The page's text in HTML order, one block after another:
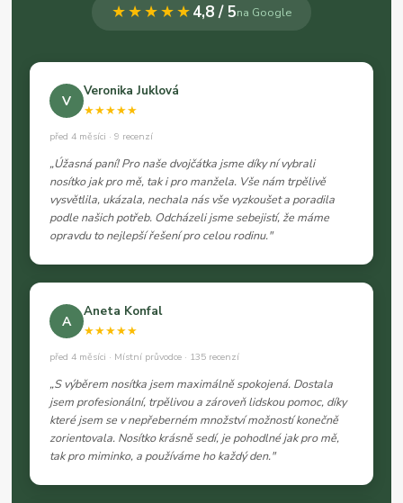
★★★★★4,8 / 5na Google
V
Veronika Juklová
★★★★★
před 4 měsíci · 9 recenzí
„Úžasná paní! Pro naše dvojčátka jsme díky ní vybrali
nosítko jak pro mě, tak i pro manžela. Vše nám trpělivě
vysvětlila, ukázala, nechala nás vše vyzkoušet a poradila
podle našich potřeb. Odcházeli jsme sebejistí, že máme
opravdu to nejlepší řešení pro celou rodinu."
A
Aneta Konfal
★★★★★
před 4 měsíci · Místní průvodce · 135 recenzí
„S výběrem nosítka jsem maximálně spokojená. Dostala
jsem profesionální, trpělivou a zároveň lidskou pomoc, díky
které jsem se v nepřeberném množství možností konečně
zorientovala. Nosítko krásně sedí, je pohodlné jak pro mě,
tak pro miminko, a používáme ho každý den."